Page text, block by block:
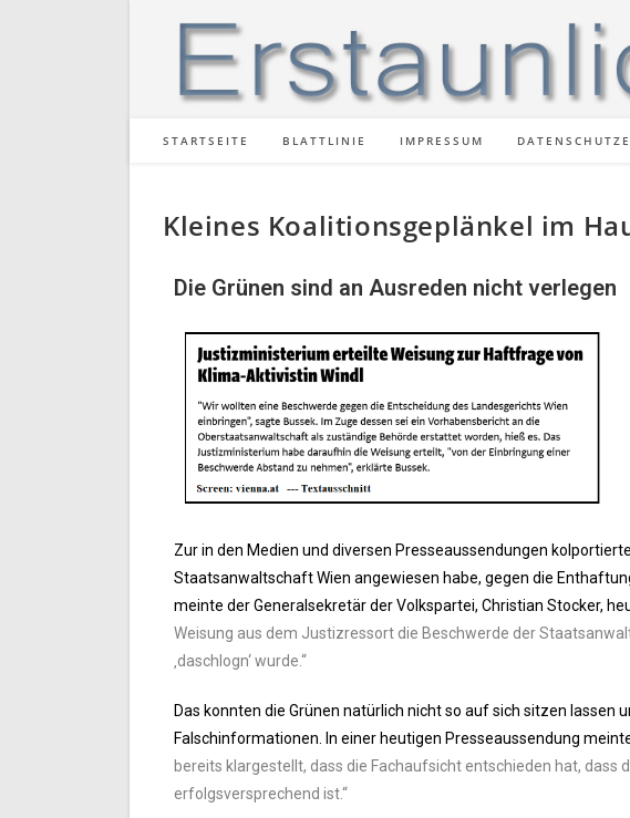
STARTSEITE BLATTLINIE IMPRESSUM
Kleines Koalitionsgeplänkel im
Die Grünen sind an Ausreden nicht verlegen
Zur in den Medien und diversen Presseaussendungen
Staatsanwaltschaft Wien angewiesen habe, gegen die
meinte der Generalsekretär der Volkspartei, Christian Stocker,
Weisung aus dem Justizressort die Beschwerde der
‚daschlogn‘ wurde.“
Das konnten die Grünen natürlich nicht so auf sich sitzen
Falschinformationen. In einer heutigen Presseaussendung
bereits klargestellt, dass die Fachaufsicht entschieden hat, dass
erfolgsversprechend ist.“